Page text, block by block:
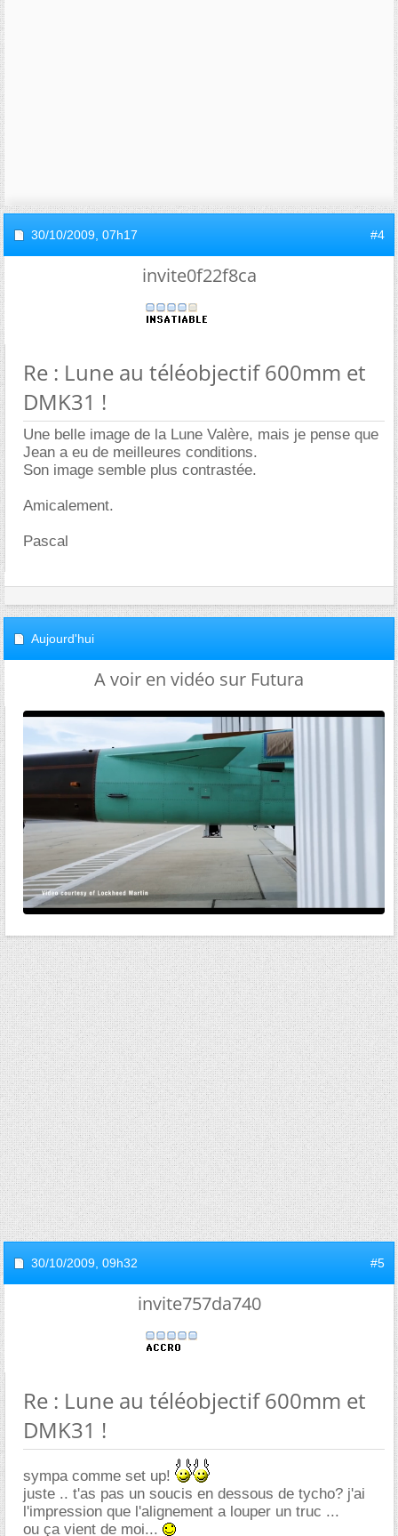
30/10/2009, 07h17 #4
invite0f22f8ca
Re : Lune au téléobjectif 600mm et
DMK31 !
Une belle image de la Lune Valère, mais je pense que
Jean a eu de meilleures conditions.
Son image semble plus contrastée.
Amicalement.
Pascal
Aujourd'hui
A voir en vidéo sur Futura
30/10/2009, 09h32 #5
invite757da740
Re : Lune au téléobjectif 600mm et
DMK31 !
sympa comme set up!
juste .. t'as pas un soucis en dessous de tycho? j'ai
l'impression que l'alignement a louper un truc ...
ou ça vient de moi...